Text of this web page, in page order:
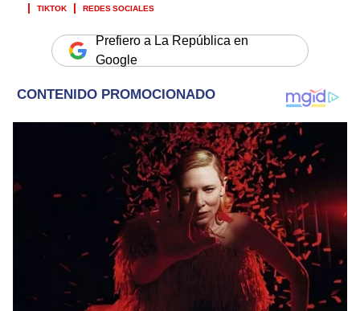
TIKTOK
REDES SOCIALES
Prefiero a La República en
Google